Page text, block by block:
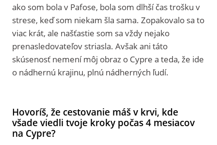
ako som bola v Pafose, bola som dlhší čas trošku v
strese, keď som niekam šla sama. Zopakovalo sa to
viac krát, ale našťastie som sa vždy nejako
prenasledovateľov striasla. Avšak ani táto
skúsenosť nemení môj obraz o Cypre a teda, že ide
o nádhernú krajinu, plnú nádherných ľudí.
Hovoríš, že cestovanie máš v krvi, kde
všade viedli tvoje kroky počas 4 mesiacov
na Cypre?